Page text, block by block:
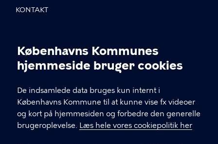
Cookieindstillinger
Københavns Kommunes
hjemmeside bruger cookies
De indsamlede data bruges kun internt i
Københavns Kommune til at kunne vise fx videoer
og kort på hjemmesiden og forbedre den generelle
brugeroplevelse. Læs hele vores cookiepolitik her
KONTAKT
info@avlu.dk
21 51 39 35
LINKS
Facebook